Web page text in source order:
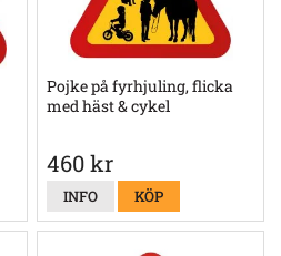
Pojke på fyrhjuling, flicka
med häst & cykel
460 kr
INFO KÖP